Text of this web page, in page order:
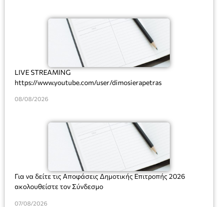
LIVE STREAMING
https://www.youtube.com/user/dimosierapetras
08/08/2026
Για να δείτε τις Αποφάσεις Δημοτικής Επιτροπής 2026
ακολουθείστε τον Σύνδεσμο
07/08/2026